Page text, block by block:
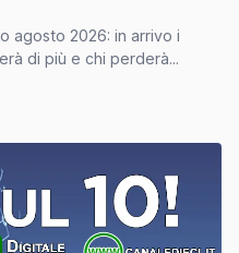
agosto 2026: in arrivo i
di più e chi perderà...